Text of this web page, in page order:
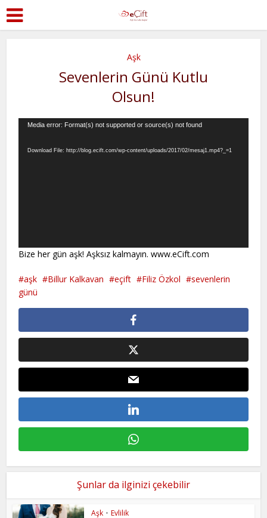
Aşk
Sevenlerin Günü Kutlu
Olsun!
Video
Media error: Format(s) not supported or source(s) not found
Download File: http://blog.ecift.com/wp-content/uploads/2017/02/mesaj1.mp4?_=1
Bize her gün aşk! Aşksız kalmayın. www.eCift.com
aşk Billur Kalkavan eçift Filiz Özkol
sevenlerin
günü
Şunlar da ilginizi çekebilir
Aşk • Evlilik